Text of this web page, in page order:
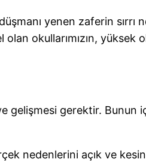
yenen zaferin sırrı
okullarımızın, yüksek
gelişmesi gerektir. Bunun
nedenlerini açık ve